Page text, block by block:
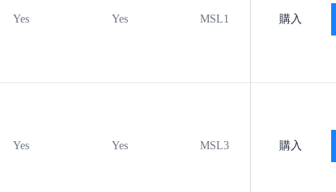
Yes Yes MSL1 -40℃ to +125℃
購入
Yes Yes MSL3 -40℃ to +125℃
購入